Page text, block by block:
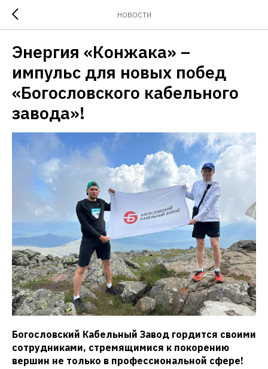
НОВОСТИ
Энергия «Конжака» –
импульс для новых побед
«Богословского кабельного
завода»!
Богословский Кабельный Завод гордится своими
сотрудниками, стремящимися к покорению
вершин не только в профессиональной сфере!